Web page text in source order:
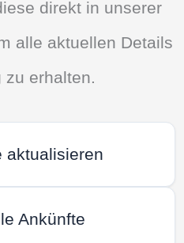
direkt in unserer
alle aktuellen Details
zu erhalten.
aktualisieren
Ankünfte